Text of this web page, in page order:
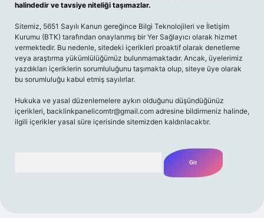
halindedir ve tavsiye niteliği taşımazlar.
Sitemiz, 5651 Sayılı Kanun gereğince Bilgi Teknolojileri ve İletişim
Kurumu (BTK) tarafından onaylanmış bir Yer Sağlayıcı olarak hizmet
vermektedir. Bu nedenle, sitedeki içerikleri proaktif olarak denetleme
veya araştırma yükümlülüğümüz bulunmamaktadır. Ancak, üyelerimiz
yazdıkları içeriklerin sorumluluğunu taşımakta olup, siteye üye olarak
bu sorumluluğu kabul etmiş sayılırlar.
Hukuka ve yasal düzenlemelere aykırı olduğunu düşündüğünüz
içerikleri, backlinkpanelicomtr@gmail.com adresine bildirmeniz halinde,
ilgili içerikler yasal süre içerisinde sitemizden kaldırılacaktır.